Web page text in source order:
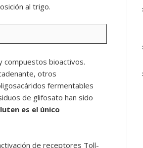
al trigo.
compuestos bioactivos.
otros
fermentables
de glifosato han sido
es el único
de receptores Toll-